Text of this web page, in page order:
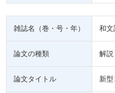
雑誌名（巻・号・年） 和文
論文の種類 解説
論文タイトル 新